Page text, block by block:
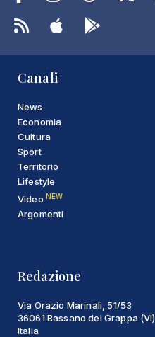
Canali
News
Economia
Cultura
Sport
Territorio
Lifestyle
Video NEW
Argomenti
Redazione
Via Orazio Marinali, 51/53
36061 Bassano del Grappa (VI)
Italia